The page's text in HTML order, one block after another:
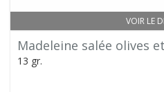
VOIR LE
Madeleine salée olives
13 gr.